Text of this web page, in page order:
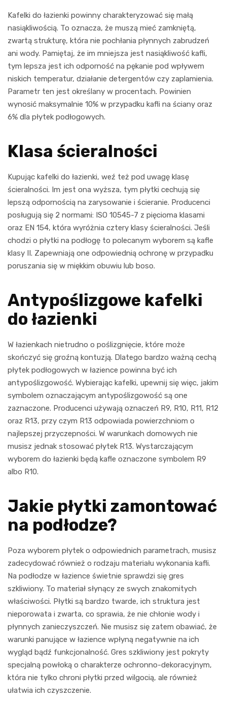
Kafelki do łazienki powinny charakteryzować się małą
nasiąkliwością. To oznacza, że muszą mieć zamkniętą,
zwartą strukturę, która nie pochłania płynnych zabrudzeń
ani wody. Pamiętaj, że im mniejsza jest nasiąkliwość kafli,
tym lepsza jest ich odporność na pękanie pod wpływem
niskich temperatur, działanie detergentów czy zaplamienia.
Parametr ten jest określany w procentach. Powinien
wynosić maksymalnie 10% w przypadku kafli na ściany oraz
6% dla płytek podłogowych.
Klasa ścieralności
Kupując kafelki do łazienki, weź też pod uwagę klasę
ścieralności. Im jest ona wyższa, tym płytki cechują się
lepszą odpornością na zarysowanie i ścieranie. Producenci
posługują się 2 normami: ISO 10545-7 z pięcioma klasami
oraz EN 154, która wyróżnia cztery klasy ścieralności. Jeśli
chodzi o płytki na podłogę to polecanym wyborem są kafle
klasy II. Zapewniają one odpowiednią ochronę w przypadku
poruszania się w miękkim obuwiu lub boso.
Antypoślizgowe kafelki
do łazienki
W łazienkach nietrudno o poślizgnięcie, które może
skończyć się groźną kontuzją. Dlatego bardzo ważną cechą
płytek podłogowych w łazience powinna być ich
antypoślizgowość. Wybierając kafelki, upewnij się więc, jakim
symbolem oznaczającym antypoślizgowość są one
zaznaczone. Producenci używają oznaczeń R9, R10, R11, R12
oraz R13, przy czym R13 odpowiada powierzchniom o
najlepszej przyczepności. W warunkach domowych nie
musisz jednak stosować płytek R13. Wystarczającym
wyborem do łazienki będą kafle oznaczone symbolem R9
albo R10.
Jakie płytki zamontować
na podłodze?
Poza wyborem płytek o odpowiednich parametrach, musisz
zadecydować również o rodzaju materiału wykonania kafli.
Na podłodze w łazience świetnie sprawdzi się gres
szkliwiony. To materiał słynący ze swych znakomitych
właściwości. Płytki są bardzo twarde, ich struktura jest
nieporowata i zwarta, co sprawia, że nie chłonie wody i
płynnych zanieczyszczeń. Nie musisz się zatem obawiać, że
warunki panujące w łazience wpłyną negatywnie na ich
wygląd bądź funkcjonalność. Gres szkliwiony jest pokryty
specjalną powłoką o charakterze ochronno-dekoracyjnym,
która nie tylko chroni płytki przed wilgocią, ale również
ułatwia ich czyszczenie.